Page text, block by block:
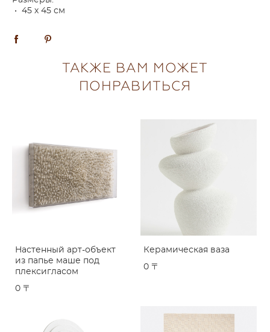
• 45 х 45 см
ТАКЖЕ ВАМ МОЖЕТ
ПОНРАВИТЬСЯ
Настенный арт-объект
из папье маше под
плексигласом
0 〒
Керамическая ваза
0 〒